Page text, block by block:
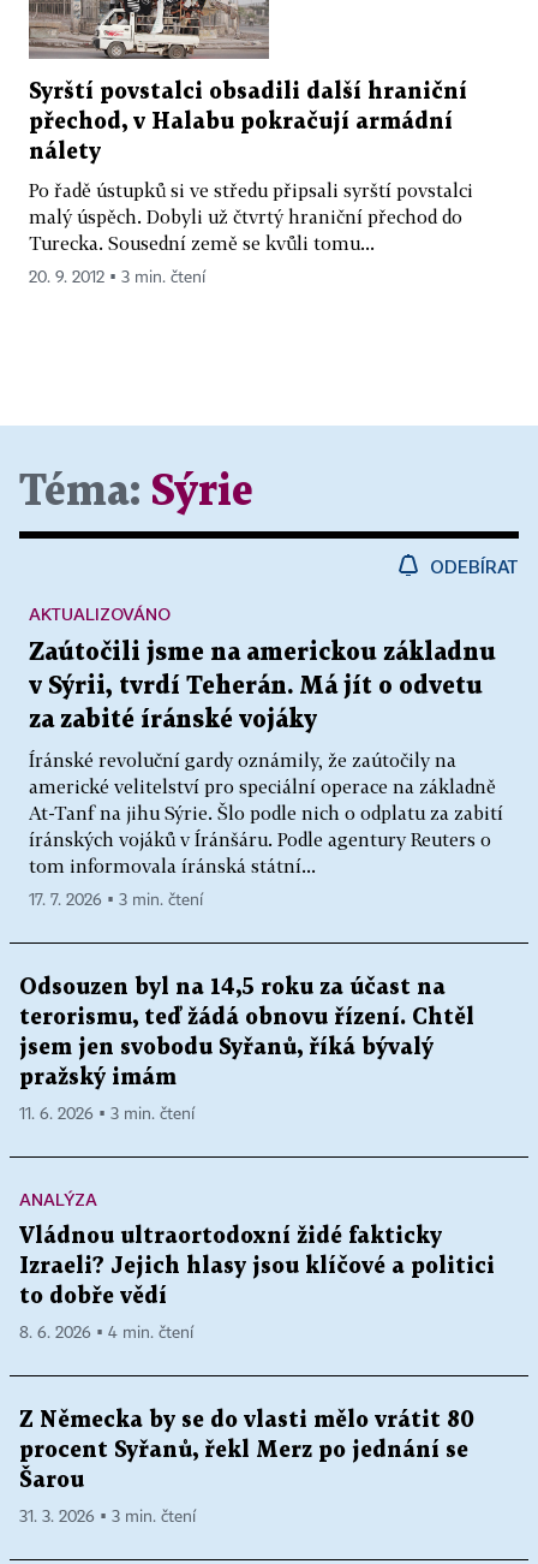
Syrští povstalci obsadili další hraniční
přechod, v Halabu pokračují armádní
nálety
Po řadě ústupků si ve středu připsali syrští povstalci
malý úspěch. Dobyli už čtvrtý hraniční přechod do
Turecka. Sousední země se kvůli tomu...
20. 9. 2012 ▪ 3 min. čtení
Téma: Sýrie
ODEBÍRAT
Zaútočili jsme na americkou základnu
v Sýrii, tvrdí Teherán. Má jít o odvetu
za zabité íránské vojáky
Íránské revoluční gardy oznámily, že zaútočily na
americké velitelství pro speciální operace na základně
At-Tanf na jihu Sýrie. Šlo podle nich o odplatu za zabití
íránských vojáků v Íránšáru. Podle agentury Reuters o
tom informovala íránská státní...
AKTUALIZOVÁNO
17. 7. 2026 ▪ 3 min. čtení
Odsouzen byl na 14,5 roku za účast na
terorismu, teď žádá obnovu řízení. Chtěl
jsem jen svobodu Syřanů, říká bývalý
pražský imám
11. 6. 2026 ▪ 3 min. čtení
ANALÝZA
Vládnou ultraortodoxní židé fakticky
Izraeli? Jejich hlasy jsou klíčové a politici
to dobře vědí
8. 6. 2026 ▪ 4 min. čtení
Z Německa by se do vlasti mělo vrátit 80
procent Syřanů, řekl Merz po jednání se
Šarou
31. 3. 2026 ▪ 3 min. čtení